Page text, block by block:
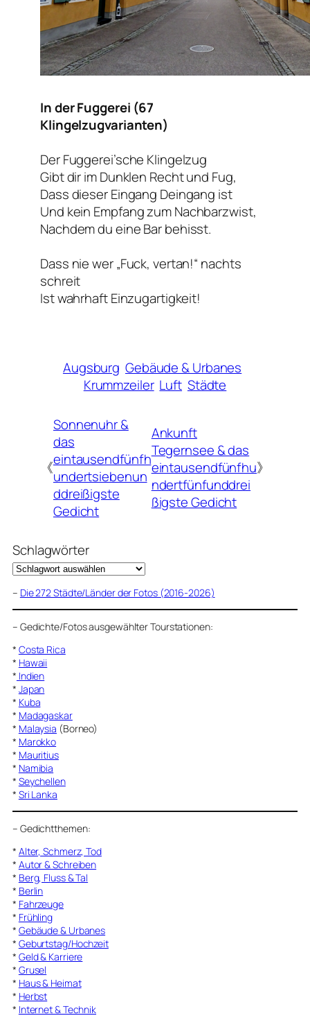
In der Fuggerei (67
Klingelzugvarianten)
Der Fuggerei’sche Klingelzug
Gibt dir im Dunklen Recht und Fug,
Dass dieser Eingang Deingang ist
Und kein Empfang zum Nachbarzwist,
Nachdem du eine Bar behisst.
Dass nie wer „Fuck, vertan!“ nachts
schreit
Ist wahrhaft Einzugartigkeit!
Augsburg Gebäude & Urbanes
Krummzeiler Luft Städte
《
Sonnenuhr &
das
eintausendfünfh
undertsiebenun
ddreißigste
Gedicht
Ankunft
Tegernsee & das
eintausendfünfhu
ndertfünfunddrei
ßigste Gedicht
》
Schlagwörter
– Die 272 Städte/Länder der Fotos (2016-2026)
– Gedichte/Fotos ausgewählter Tourstationen:
* Costa Rica
* Hawaii
* Indien
* Japan
* Kuba
* Madagaskar
* Malaysia (Borneo)
* Marokko
* Mauritius
* Namibia
* Seychellen
* Sri Lanka
– Gedichtthemen:
* Alter, Schmerz, Tod
* Autor & Schreiben
* Berg, Fluss & Tal
* Berlin
* Fahrzeuge
* Frühling
* Gebäude & Urbanes
* Geburtstag/Hochzeit
* Geld & Karriere
* Grusel
* Haus & Heimat
* Herbst
* Internet & Technik